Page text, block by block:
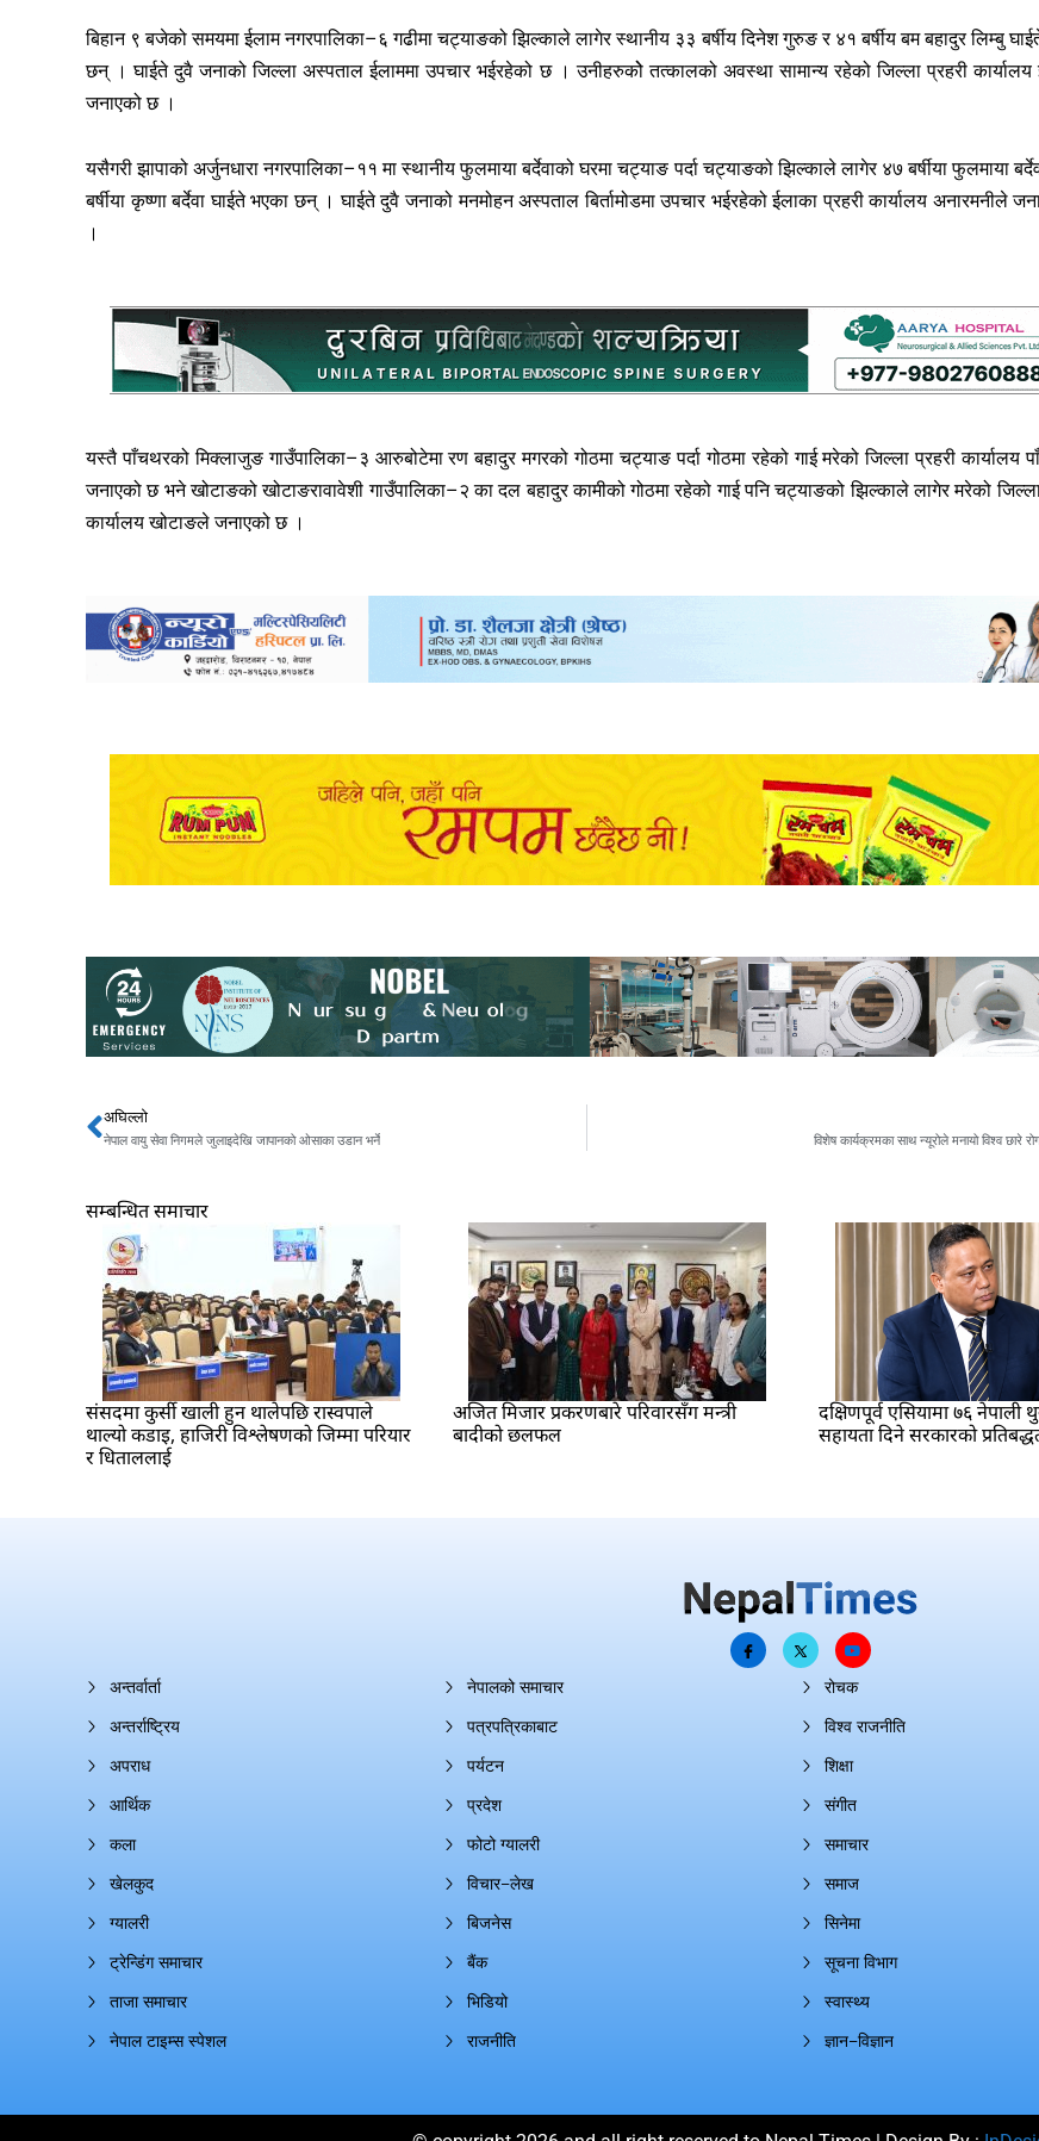
बिहान ९ बजेको समयमा ईलाम नगरपालिका–६ गढीमा चट्याङको झिल्काले लागेर स्थानीय ३३ बर्षीय दिनेश गुरुङ र ४१ बर्षीय बम बहादुर लिम्बु
छन् । घाईते दुवै जनाको जिल्ला अस्पताल ईलाममा उपचार भईरहेको छ । उनीहरुकोे तत्कालको अवस्था सामान्य रहेको जिल्ला प्रहरी कार्यालय
जनाएको छ ।
यसैगरी झापाको अर्जुनधारा नगरपालिका–११ मा स्थानीय फुलमाया बर्देवाको घरमा चट्याङ पर्दा चट्याङको झिल्काले लागेर ४७ बर्षीया फुलमाया
बर्षीया कृष्णा बर्देवा घाईते भएका छन् । घाईते दुवै जनाको मनमोहन अस्पताल बिर्तामोडमा उपचार भईरहेको ईलाका प्रहरी कार्यालय अनारमनीले
।
यस्तै पाँचथरको मिक्लाजुङ गाउँपालिका–३ आरुबोटेमा रण बहादुर मगरको गोठमा चट्याङ पर्दा गोठमा रहेको गाई मरेको जिल्ला प्रहरी कार्यालय
जनाएको छ भने खोटाङको खोटाङरावावेशी गाउँपालिका–२ का दल बहादुर कामीको गोठमा रहेको गाई पनि चट्याङको झिल्काले लागेर मरेको
कार्यालय खोटाङले जनाएको छ ।
Prev
अघिल्लो
नेपाल वायु सेवा निगमले जुलाइदेखि जापानको ओसाका उडान भर्ने विशेष कार्यक्रमका साथ न्यूरोले मनायो विश्व छारे
सम्बन्धित समाचार
संसदमा कुर्सी खाली हुन थालेपछि रास्वपाले
थाल्यो कडाइ, हाजिरी विश्लेषणको जिम्मा परियार
र धिताललाई
अजित मिजार प्रकरणबारे परिवारसँग मन्त्री
बादीको छलफल
दक्षिणपूर्व एसियामा ७६ नेपाली
सहायता दिने सरकारको
अन्तर्वार्ता
अन्तर्राष्ट्रिय
अपराध
आर्थिक
कला
खेलकुद
ग्यालरी
ट्रेन्डिंग समाचार
ताजा समाचार
नेपाल टाइम्स स्पेशल
नेपालको समाचार
पत्रपत्रिकाबाट
पर्यटन
प्रदेश
फोटो ग्यालरी
विचार–लेख
बिजनेस
बैंक
भिडियो
राजनीति
रोचक
विश्व राजनीति
शिक्षा
संगीत
समाचार
समाज
सिनेमा
सूचना विभाग
स्वास्थ्य
ज्ञान–विज्ञान